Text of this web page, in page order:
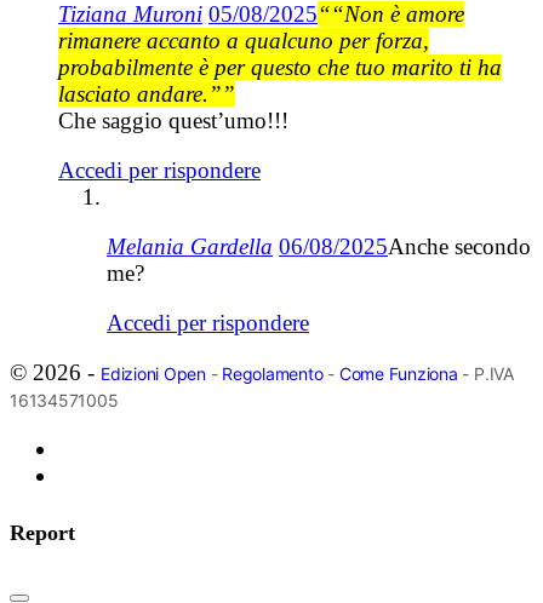
Tiziana Muroni 05/08/2025““Non è amore
rimanere accanto a qualcuno per forza,
probabilmente è per questo che tuo marito ti ha
lasciato andare.””
Che saggio quest’umo!!!
Accedi per rispondere
Melania Gardella 06/08/2025Anche secondo
me?
Accedi per rispondere
© 2026 - Edizioni Open- Regolamento- Come Funziona - P.IVA
16134571005
Report